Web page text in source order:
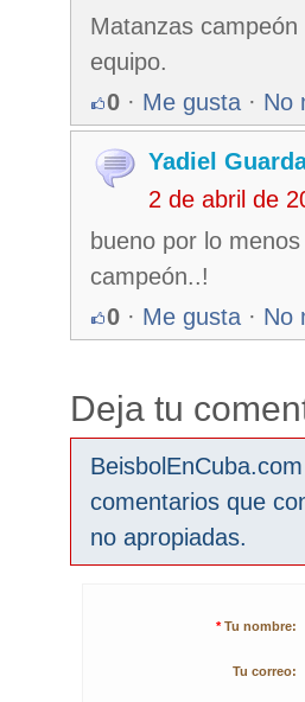
Matanzas
equipo.
0 · Me gusta · No
Yadiel
2 de abril de
bueno por lo
campeón..!
0 · Me gusta · No
Deja tu
comentarios que
no apropiadas.
* Tu nombre:
Tu correo: